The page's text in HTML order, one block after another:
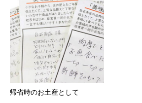
帰省時のお土産として